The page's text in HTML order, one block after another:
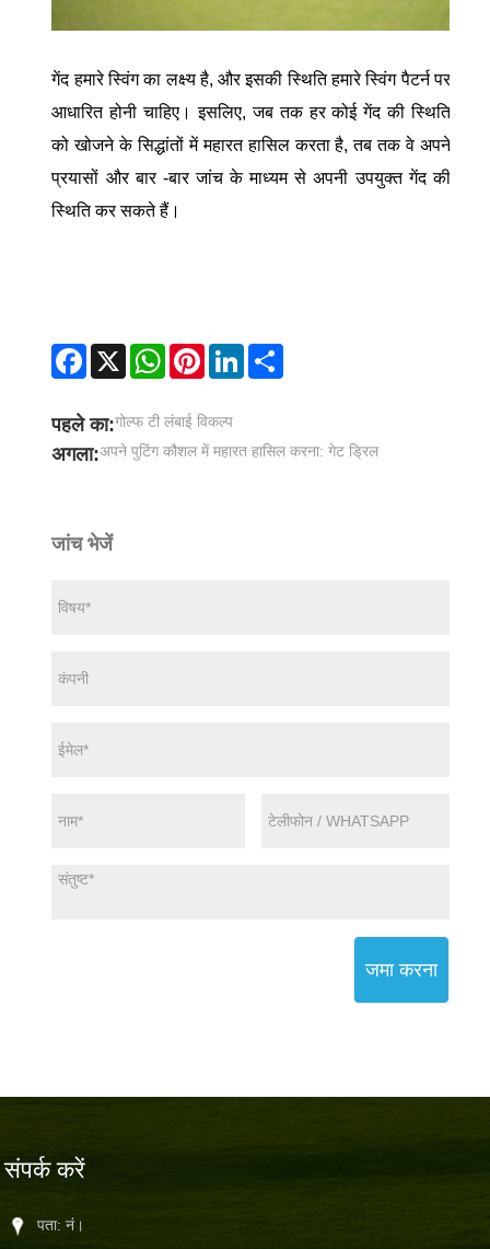
गेंद हमारे स्विंग का लक्ष्य है, और इसकी स्थिति हमारे स्विंग पैटर्न पर
आधारित होनी चाहिए। इसलिए, जब तक हर कोई गेंद की स्थिति
को खोजने के सिद्धांतों में महारत हासिल करता है, तब तक वे अपने
प्रयासों और बार -बार जांच के माध्यम से अपनी उपयुक्त गेंद की
स्थिति कर सकते हैं।
Facebook
X WhatsAppPinterestLinkedIn
पहले का:गोल्फ टी लंबाई विकल्प
अगला:अपने पुटिंग कौशल में महारत हासिल करना: गेट ड्रिल
जांच भेजें
जमा करना
संपर्क करें
पता: नं।